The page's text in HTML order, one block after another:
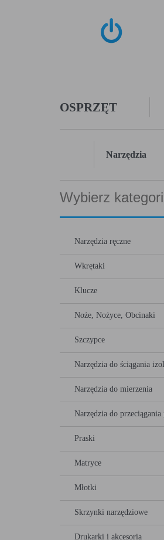
OSPRZĘT
Narzędzia
Wybierz
Narzędzia ręczne
Wkrętaki
Klucze
Noże, Nożyce, Obcinaki
Szczypce
Narzędzia do ściągania
Narzędzia do mierzenia
Narzędzia do
Praski
Matryce
Młotki
Skrzynki narzędziowe
Drukarki i akcesoria